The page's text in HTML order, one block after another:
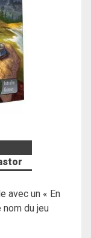
avec un « En
du jeu